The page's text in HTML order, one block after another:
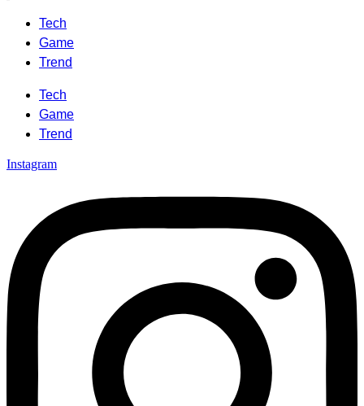
Tech
Game
Trend
Tech
Game
Trend
Instagram